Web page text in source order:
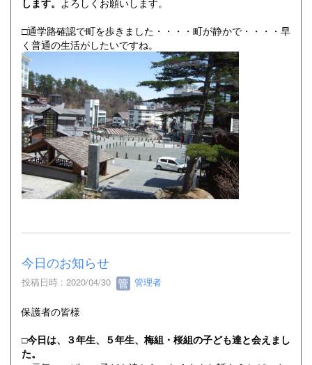
します。 よろしくお願いします。
□通学路確認で町を歩きました・・・・町が静かで・・・・早
く普通の生活がしたいですね。
今日のお知らせ
投稿日時 : 2020/04/30 管理者
保護者の皆様
□今日は、３年生、５年生、梅組・桜組の子ども達と会えまし
た。